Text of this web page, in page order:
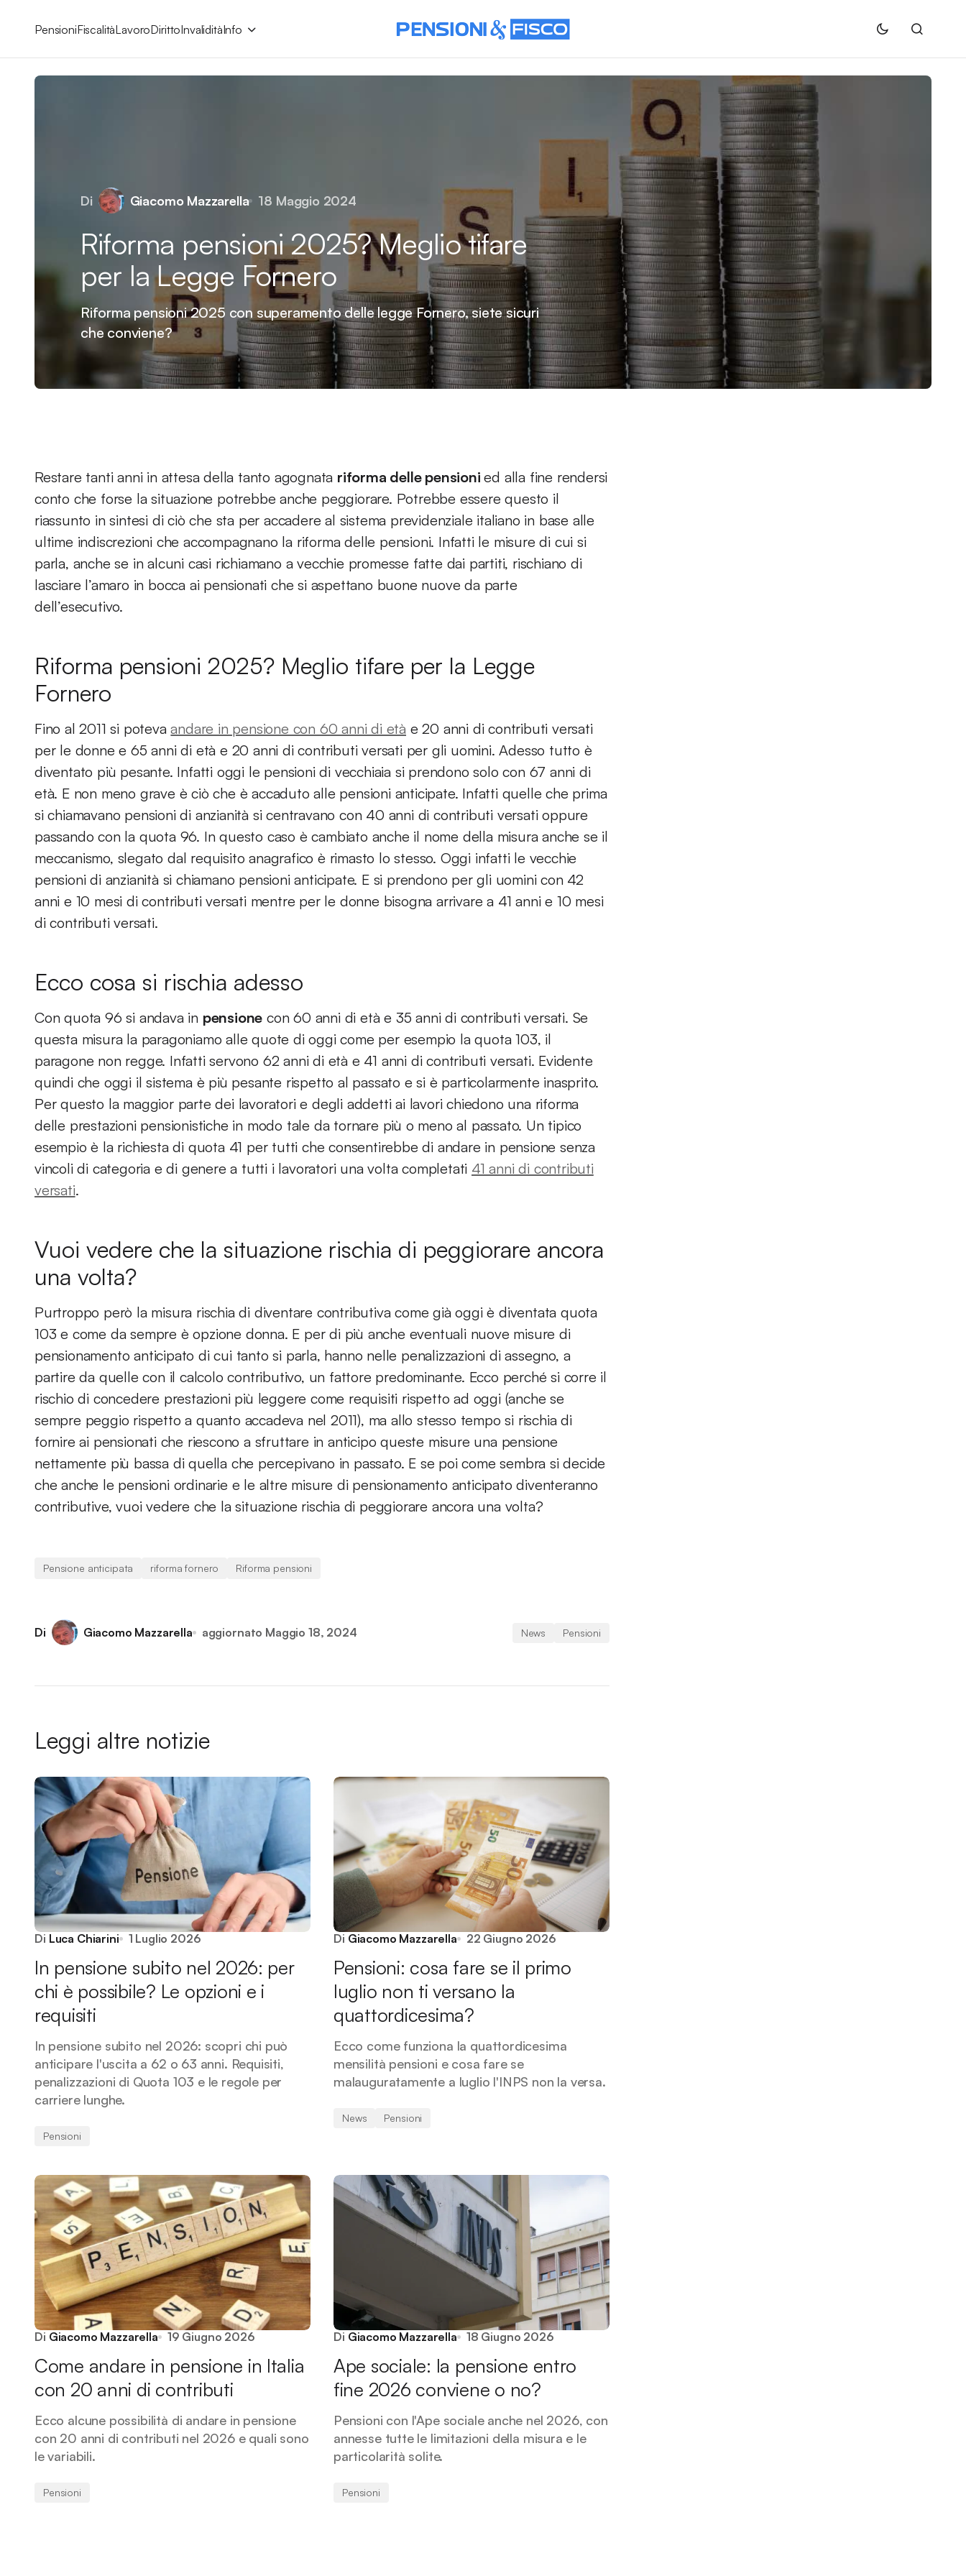
PensioniFiscalitàLavoroDirittoInvaliditàInfo
Di Giacomo Mazzarella 18 Maggio 2024
Riforma pensioni 2025? Meglio tifare
per la Legge Fornero
Riforma pensioni 2025 con superamento delle legge Fornero, siete sicuri
che conviene?
Restare tanti anni in attesa della tanto agognata riforma delle pensionied alla fine rendersi
conto che forse la situazione potrebbe anche peggiorare. Potrebbe essere questo il
riassunto in sintesi di ciò che sta per accadere al sistema previdenziale italiano in base alle
ultime indiscrezioni che accompagnano la riforma delle pensioni. Infatti le misure di cui si
parla, anche se in alcuni casi richiamano a vecchie promesse fatte dai partiti, rischiano di
lasciare l’amaro in bocca ai pensionati che si aspettano buone nuove da parte
dell’esecutivo.
Riforma pensioni 2025? Meglio tifare per la Legge
Fornero
Fino al 2011 si potevaandare in pensione con 60 anni di età e 20 anni di contributi versati
per le donne e 65 anni di età e 20 anni di contributi versati per gli uomini. Adesso tutto è
diventato più pesante. Infatti oggi le pensioni di vecchiaia si prendono solo con 67 anni di
età. E non meno grave è ciò che è accaduto alle pensioni anticipate. Infatti quelle che prima
si chiamavano pensioni di anzianità si centravano con 40 anni di contributi versati oppure
passando con la quota 96. In questo caso è cambiato anche il nome della misura anche se il
meccanismo, slegato dal requisito anagrafico è rimasto lo stesso. Oggi infatti le vecchie
pensioni di anzianità si chiamano pensioni anticipate. E si prendono per gli uomini con 42
anni e 10 mesi di contributi versati mentre per le donne bisogna arrivare a 41 anni e 10 mesi
di contributi versati.
Ecco cosa si rischia adesso
Con quota 96 si andava in pensione con 60 anni di età e 35 anni di contributi versati. Se
questa misura la paragoniamo alle quote di oggi come per esempio la quota 103, il
paragone non regge. Infatti servono 62 anni di età e 41 anni di contributi versati. Evidente
quindi che oggi il sistema è più pesante rispetto al passato e si è particolarmente inasprito.
Per questo la maggior parte dei lavoratori e degli addetti ai lavori chiedono una riforma
delle prestazioni pensionistiche in modo tale da tornare più o meno al passato. Un tipico
esempio è la richiesta di quota 41 per tutti che consentirebbe di andare in pensione senza
vincoli di categoria e di genere a tutti i lavoratori una volta completati 41 anni di contributi
versati.
Vuoi vedere che la situazione rischia di peggiorare ancora
una volta?
Purtroppo però la misura rischia di diventare contributiva come già oggi è diventata quota
103 e come da sempre è opzione donna. E per di più anche eventuali nuove misure di
pensionamento anticipato di cui tanto si parla, hanno nelle penalizzazioni di assegno, a
partire da quelle con il calcolo contributivo, un fattore predominante. Ecco perché si corre il
rischio di concedere prestazioni più leggere come requisiti rispetto ad oggi (anche se
sempre peggio rispetto a quanto accadeva nel 2011), ma allo stesso tempo si rischia di
fornire ai pensionati che riescono a sfruttare in anticipo queste misure una pensione
nettamente più bassa di quella che percepivano in passato. E se poi come sembra si decide
che anche le pensioni ordinarie e le altre misure di pensionamento anticipato diventeranno
contributive, vuoi vedere che la situazione rischia di peggiorare ancora una volta?
Pensione anticipata riforma fornero Riforma pensioni
Di Giacomo Mazzarella aggiornato Maggio 18, 2024 News Pensioni
Leggi altre notizie
Di Luca Chiarini 1 Luglio 2026
In pensione subito nel 2026: per
chi è possibile? Le opzioni e i
requisiti
In pensione subito nel 2026: scopri chi può
anticipare l'uscita a 62 o 63 anni. Requisiti,
penalizzazioni di Quota 103 e le regole per
carriere lunghe.
Pensioni
Di Giacomo Mazzarella 22 Giugno 2026
Pensioni: cosa fare se il primo
luglio non ti versano la
quattordicesima?
Ecco come funziona la quattordicesima
mensilità pensioni e cosa fare se
malauguratamente a luglio l'INPS non la versa.
News Pensioni
Di Giacomo Mazzarella 19 Giugno 2026
Come andare in pensione in Italia
con 20 anni di contributi
Ecco alcune possibilità di andare in pensione
con 20 anni di contributi nel 2026 e quali sono
le variabili.
Pensioni
Di Giacomo Mazzarella 18 Giugno 2026
Ape sociale: la pensione entro
fine 2026 conviene o no?
Pensioni con l'Ape sociale anche nel 2026, con
annesse tutte le limitazioni della misura e le
particolarità solite.
Pensioni